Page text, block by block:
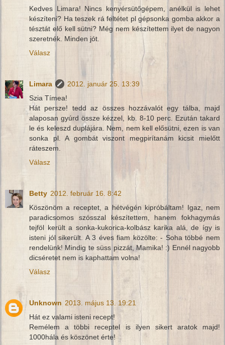
Kedves Limara! Nincs kenyérsütőgépem, anélkül is lehet
készíteni? Ha teszek rá feltétet pl gépsonka gomba akkor a
tésztát elő kell sütni? Még nem készítettem ilyet de nagyon
szeretnék. Minden jót.
Válasz
Limara
2012. január 25. 13:39
Szia Tímea!
Hát persze! tedd az összes hozzávalót egy tálba, majd
alaposan gyúrd össze kézzel, kb. 8-10 perc. Ezután takard
le és keleszd duplájára. Nem, nem kell elősütni, ezen is van
sonka pl. A gombát viszont megpirítanám kicsit mielőtt
ráteszem.
Válasz
Betty 2012. február 16. 8:42
Köszönöm a receptet, a hétvégén kipróbáltam! Igaz, nem
paradicsomos szósszal készítettem, hanem fokhagymás
tejföl került a sonka-kukorica-kolbász karika alá, de így is
isteni jól sikerült. A 3 éves fiam közölte: - Soha többé nem
rendelünk! Mindig te süss pizzát, Mamika! :) Ennél nagyobb
dicséretet nem is kaphattam volna!
Válasz
Unknown 2013. május 13. 19:21
Hát ez valami isteni recept!
Remélem a többi receptel is ilyen sikert aratok majd!
1000hála és köszönet érte!